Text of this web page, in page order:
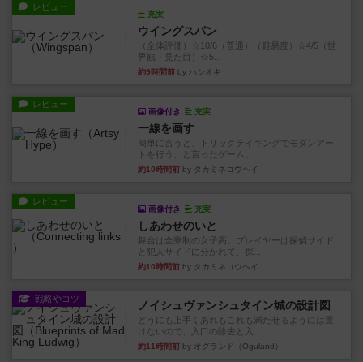
レビュー
充実
ウイングスパン
（全体評価）☆10/6（普通）（難易度）☆4/5（世
界観・見た目）☆5...
約9時間前 by ハシオキ
レビュー
画像付き 充実
一線を画す
簡単に言うと、トリックテイキングでモダンアー
トを行う、と言ったゲーム。...
約10時間前 by タカミネコウヘイ
レビュー
画像付き 充実
しあわせのいと
舞台は全寮制の女子高。プレイヤーは探偵サイド
と犯人サイドに分かれて、探...
約10時間前 by タカミネコウヘイ
戦略やコツ ノイシュヴァンシュタイン城の設計図
どうにも上手くあれもこれも満たせるようには置
けないので、入口の除去と入...
約11時間前 by オグランド（Oguland）